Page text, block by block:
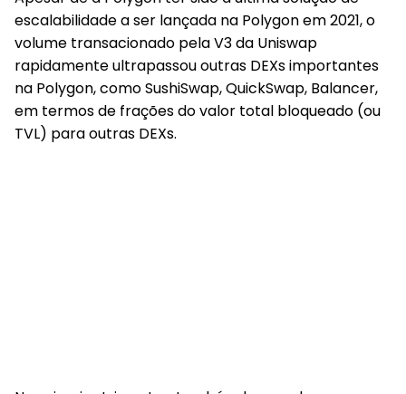
escalabilidade a ser lançada na Polygon em 2021, o
volume transacionado pela V3 da Uniswap
rapidamente ultrapassou outras DEXs importantes
na Polygon, como SushiSwap, QuickSwap, Balancer,
em termos de frações do valor total bloqueado (ou
TVL) para outras DEXs.